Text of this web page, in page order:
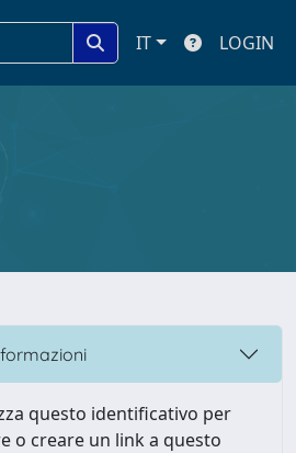
IT LOGIN
questo identificativo per
o creare un link a questo